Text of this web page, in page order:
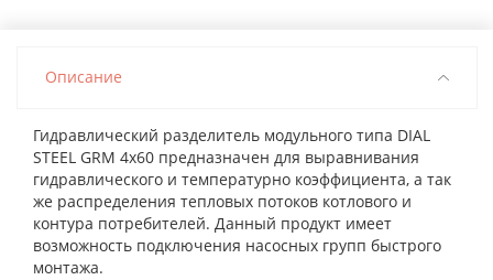
Описание
Гидравлический разделитель модульного типа DIAL
STEEL GRM 4х60 предназначен для выравнивания
гидравлического и температурно коэффициента, а так
же распределения тепловых потоков котлового и
контура потребителей. Данный продукт имеет
возможность подключения насосных групп быстрого
монтажа.